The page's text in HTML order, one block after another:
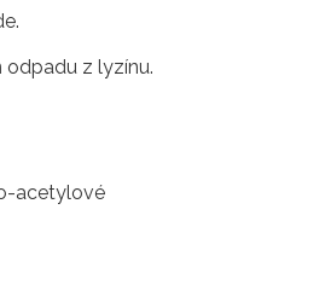
z lyzínu.
acetylové